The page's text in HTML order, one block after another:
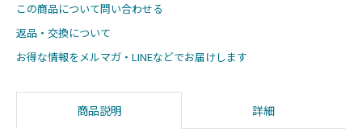
この商品について問い合わせる
返品・交換について
お得な情報をメルマガ・LINEなどでお届けします
商品説明 詳細